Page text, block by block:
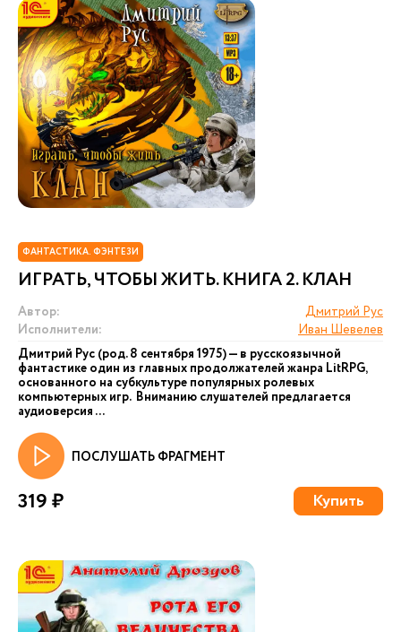
ФАНТАСТИКА. ФЭНТЕЗИ
ИГРАТЬ, ЧТОБЫ ЖИТЬ. КНИГА 2. КЛАН
Автор:
Дмитрий Рус
Исполнители:
Иван Шевелев
Дмитрий Рус (род. 8 сентября 1975) — в русскоязычной
фантастике один из главных продолжателей жанра LitRPG,
основанного на субкультуре популярных ролевых
компьютерных игр. Вниманию слушателей предлагается
аудиоверсия ...
ПОСЛУШАТЬ ФРАГМЕНТ
319 ₽ Купить